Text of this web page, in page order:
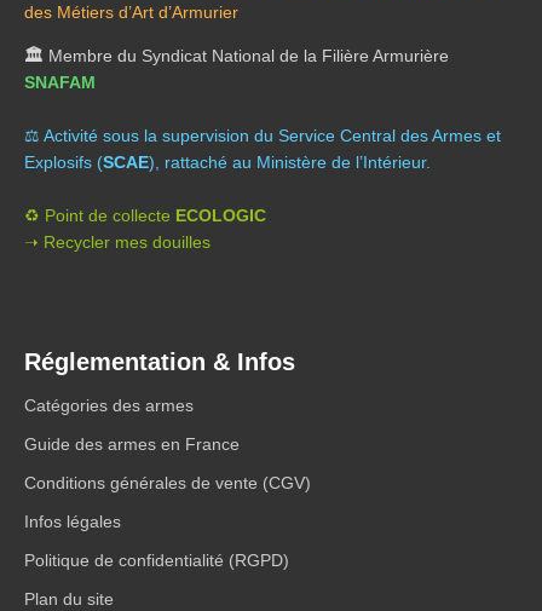
des Métiers d’Art d’Armurier
🏛️ Membre du Syndicat National de la Filière Armurière
SNAFAM
⚖️ Activité sous la supervision du Service Central des Armes et
Explosifs (SCAE), rattaché au Ministère de l’Intérieur.
♻️ Point de collecte ECOLOGIC
➝ Recycler mes douilles
Réglementation & Infos
Catégories des armes
Guide des armes en France
Conditions générales de vente (CGV)
Infos légales
Politique de confidentialité (RGPD)
Plan du site